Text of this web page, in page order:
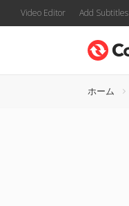
Video Editor Add
ホーム